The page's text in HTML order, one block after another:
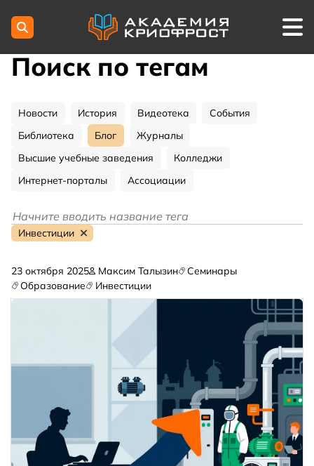
Поиск по тегам
Новости История Видеотека
События
Библиотека
Блог
Журналы
Высшие учебные заведения
Колледжи
Интернет-порталы
Ассоциации
Инвестиции
23 октября 2025 Максим Талызин
Семинары
Образование
Инвестиции